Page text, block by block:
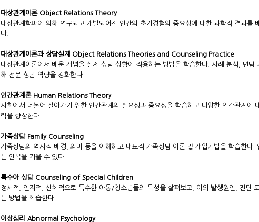
대상관계이론 Object Relations Theory
대상관계학파에 의해 연구되고 개발되어진 인간의 초기경험의 중요성에 대한 과학적 결과를
다.
대상관계이론과 상담실제 Object Relations Theories and Counseling Practice
대상관계이론에서 배운 개념을 실제 상담 상황에 적용하는 방법을 학습한다. 사례 분석, 면
해 전문 상담 역량을 강화한다.
인간관계론 Human Relations Theory
사회에서 더불어 살아가기 위한 인간관계의 필요성과 중요성을 학습하고 다양한 인간관계에
력을 향상한다.
가족상담 Family Counseling
가족상담의 역사적 배경, 의미 등을 이해하고 대표적 가족상담 이론 및 개입기법을 학습한다
는 안목을 키울 수 있다.
특수아 상담 Counseling of Special Children
정서적, 인지적, 신체적으로 특수한 아동/청소년들의 특성을 살펴보고, 이의 발생원인, 진단
는 방법을 학습한다.
이상심리 Abnormal Psychology